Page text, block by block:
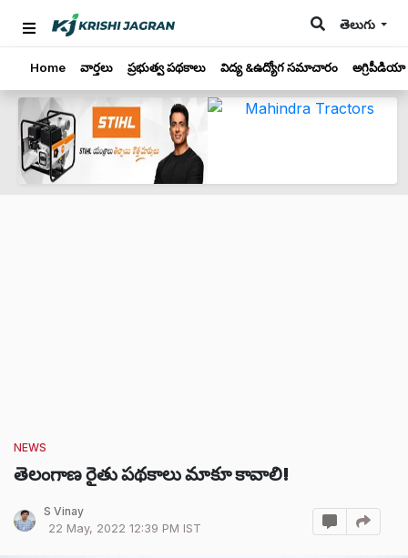
తెలుగు
Home వార్తలు ప్రభుత్వ పథకాలు విద్య &ఉద్యోగ సమాచారం అగ్రిపీడియా
NEWS
తెలంగాణ రైతు పథకాలు మాకూ కావాలి!
S Vinay
22 May, 2022 12:39 PM IST